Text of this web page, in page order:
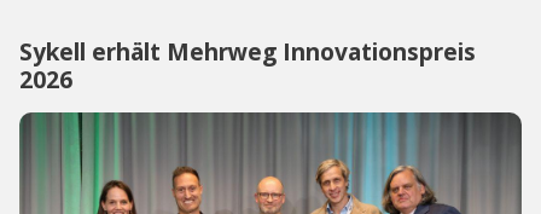
Sykell erhält Mehrweg Innovationspreis
2026